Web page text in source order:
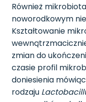
Również
noworodkowym
Kształtowanie
zmian do
czasie profil
doniesienia
rodzaju